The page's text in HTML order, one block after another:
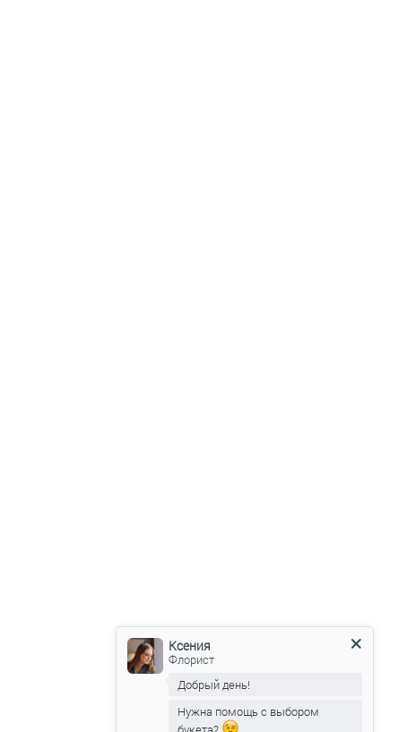
Ксения
Флорист
Добрый день!
Нужна помощь с выбором